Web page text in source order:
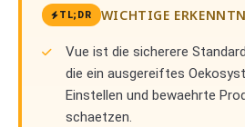
TL;DR WICHTIGE
Vue ist die sicherere
die ein ausgereiftes
Einstellen und bewaehrte
schaetzen.